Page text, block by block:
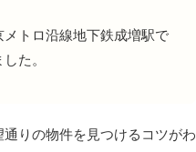
トロ沿線地下鉄成増駅で
た。
りの物件を見つけるコツがわ